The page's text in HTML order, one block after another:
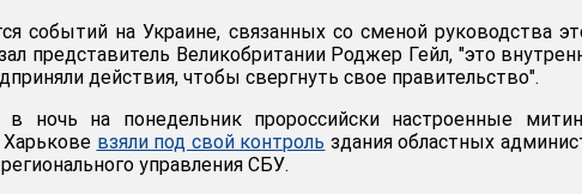
событий на Украине, связанных со сменой руководства
представитель Великобритании Роджер Гейл, "это
действия, чтобы свергнуть свое правительство".
в ночь на понедельник пророссийски настроенные
взяли под свой контроль здания областных
управления СБУ.